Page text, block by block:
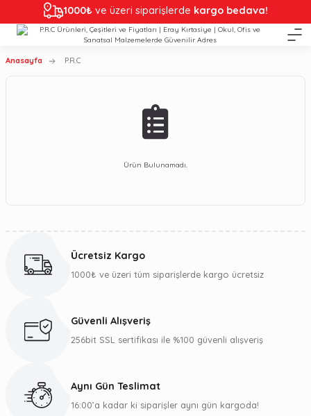
1000₺ ve üzeri siparişlerde kargo bedava!
Anasayfa P.R.C
Ürün Bulunamadı.
Ücretsiz Kargo
1000₺ ve üzeri tüm siparişlerde kargo ücretsiz
Güvenli Alışveriş
256bit SSL sertifikası ile %100 güvenli alışveriş
Aynı Gün Teslimat
16:00’a kadar ki siparişler aynı gün kargoda!